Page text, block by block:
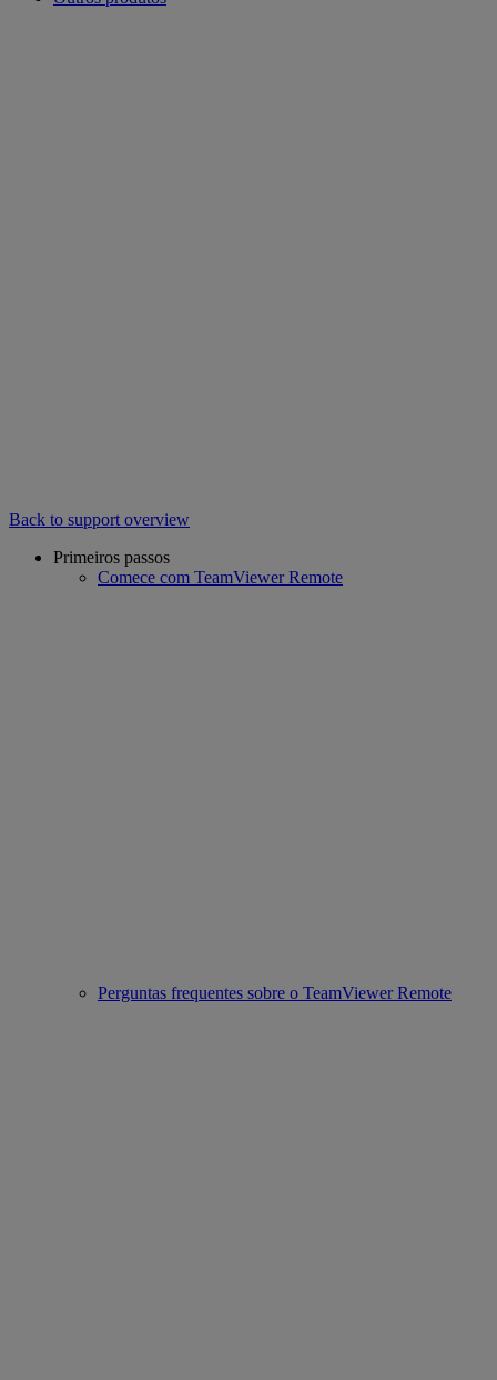
Back to support overview
Primeiros passos
Comece com TeamViewer Remote
Perguntas frequentes sobre o TeamViewer Remote